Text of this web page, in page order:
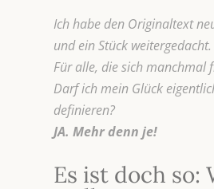
Ich habe den Originaltext
und ein Stück weitergedacht.
Für alle, die sich manchmal
Darf ich mein Glück
definieren?
JA. Mehr denn je!
Es ist doch so: